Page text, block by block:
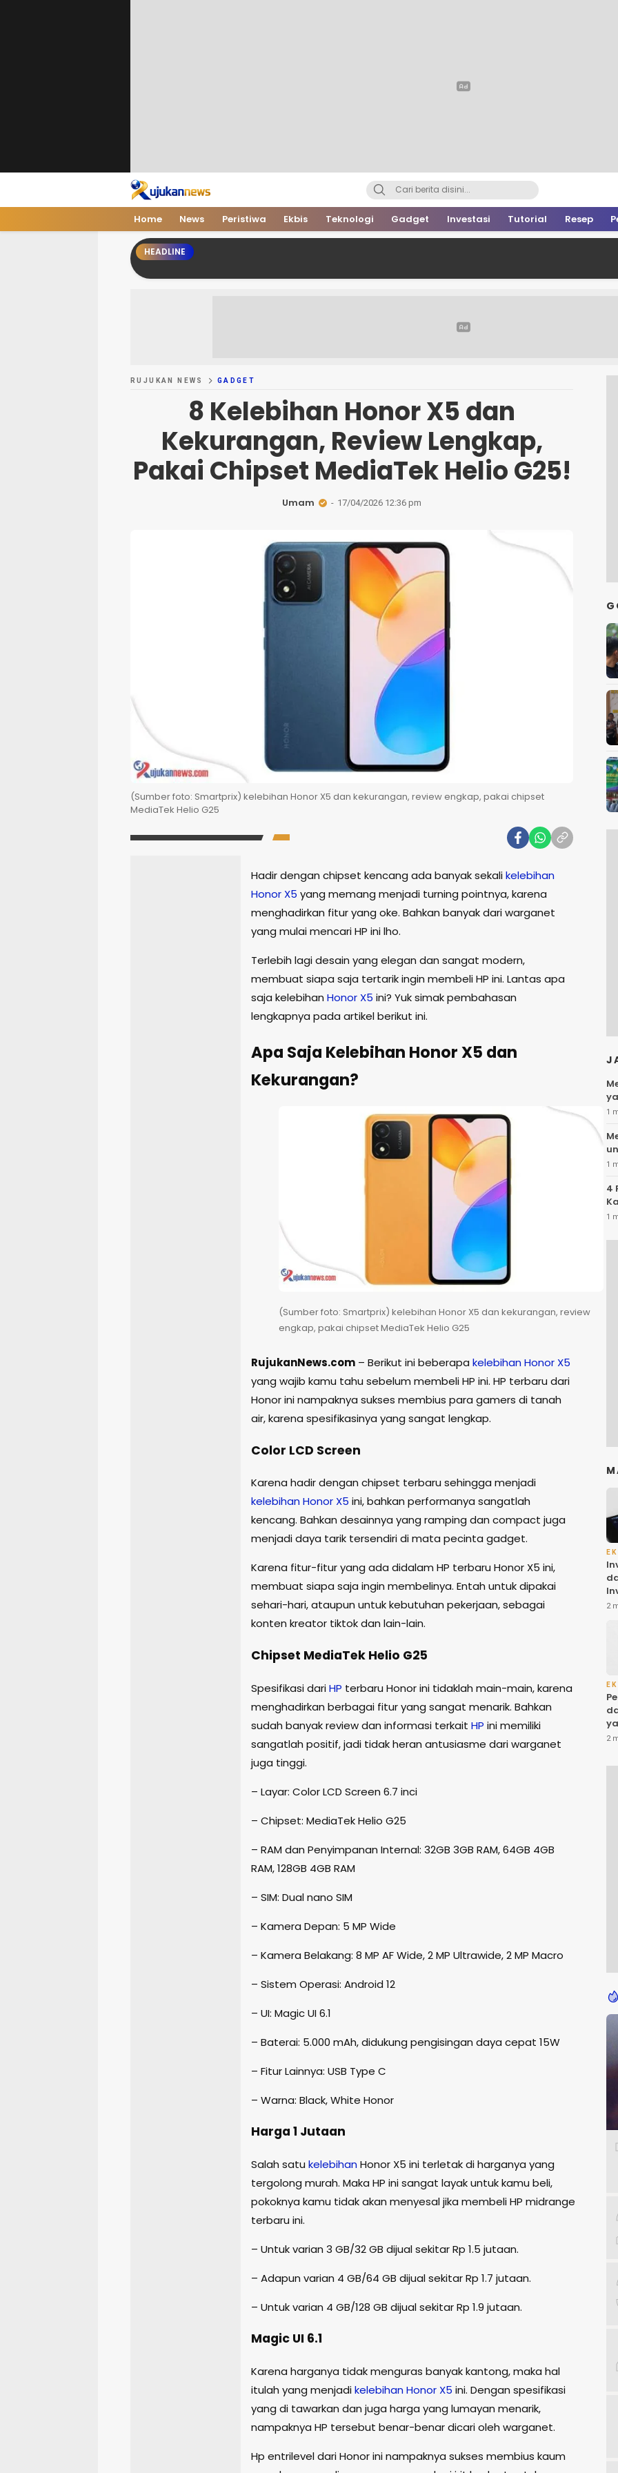
Home News Peristiwa Ekbis Teknologi Gadget Investasi Tutorial Resep
HEADLINE
RUJUKAN NEWS GADGET
8 Kelebihan Honor X5 dan
Kekurangan, Review Lengkap,
Pakai Chipset MediaTek Helio G25!
Umam 17/04/2026 12:36 pm
(Sumber foto: Smartprix) kelebihan Honor X5 dan kekurangan, review engkap, pakai chipset
MediaTek Helio G25
Hadir dengan chipset kencang ada banyak sekalikelebihan
Honor X5 yang memang menjadi turning pointnya, karena
menghadirkan fitur yang oke. Bahkan banyak dari warganet
yang mulai mencari HP ini lho.
Terlebih lagi desain yang elegan dan sangat modern,
membuat siapa saja tertarik ingin membeli HP ini. Lantas apa
saja kelebihan Honor X5 ini? Yuk simak pembahasan
lengkapnya pada artikel berikut ini.
Apa Saja Kelebihan Honor X5 dan
Kekurangan?
(Sumber foto: Smartprix) kelebihan Honor X5 dan kekurangan, review
engkap, pakai chipset MediaTek Helio G25
RujukanNews.com – Berikut ini beberapa kelebihanHonor X5
yang wajib kamu tahu sebelum membeli HP ini. HP terbaru dari
Honor ini nampaknya sukses membius para gamers di tanah
air, karena spesifikasinya yang sangat lengkap.
Color LCD Screen
Karena hadir dengan chipset terbaru sehingga menjadi
kelebihanHonor X5 ini, bahkan performanya sangatlah
kencang. Bahkan desainnya yang ramping dan compact juga
menjadi daya tarik tersendiri di mata pecinta gadget.
Karena fitur-fitur yang ada didalam HP terbaru Honor X5 ini,
membuat siapa saja ingin membelinya. Entah untuk dipakai
sehari-hari, ataupun untuk kebutuhan pekerjaan, sebagai
konten kreator tiktok dan lain-lain.
Chipset MediaTek Helio G25
Spesifikasi dariHP terbaru Honor ini tidaklah main-main, karena
menghadirkan berbagai fitur yang sangat menarik. Bahkan
sudah banyak review dan informasi terkait HP ini memiliki
sangatlah positif, jadi tidak heran antusiasme dari warganet
juga tinggi.
– Layar: Color LCD Screen 6.7 inci
– Chipset: MediaTek Helio G25
– RAM dan Penyimpanan Internal: 32GB 3GB RAM, 64GB 4GB
RAM, 128GB 4GB RAM
– SIM: Dual nano SIM
– Kamera Depan: 5 MP Wide
– Kamera Belakang: 8 MP AF Wide, 2 MP Ultrawide, 2 MP Macro
– Sistem Operasi: Android 12
– UI: Magic UI 6.1
– Baterai: 5.000 mAh, didukung pengisingan daya cepat 15W
– Fitur Lainnya: USB Type C
– Warna: Black, White Honor
Harga 1 Jutaan
Salah satu kelebihanHonor X5 ini terletak di harganya yang
tergolong murah. Maka HP ini sangat layak untuk kamu beli,
pokoknya kamu tidak akan menyesal jika membeli HP midrange
terbaru ini.
– Untuk varian 3 GB/32 GB dijual sekitar Rp 1.5 jutaan.
– Adapun varian 4 GB/64 GB dijual sekitar Rp 1.7 jutaan.
– Untuk varian 4 GB/128 GB dijual sekitar Rp 1.9 jutaan.
Magic UI 6.1
Karena harganya tidak menguras banyak kantong, maka hal
itulah yang menjadikelebihanHonor X5 ini. Dengan spesifikasi
yang di tawarkan dan juga harga yang lumayan menarik,
nampaknya HP tersebut benar-benar dicari oleh warganet.
Hp entrilevel dari Honor ini nampaknya sukses membius kaum
1
1
4
1
2
2